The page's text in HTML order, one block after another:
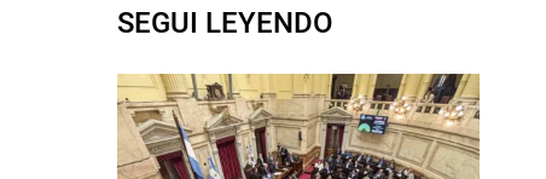
SEGUI LEYENDO